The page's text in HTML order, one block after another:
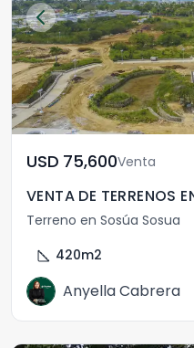
USD	75,600Venta
Terreno en Sosúa Sosua
square_foot 420m2
Anyella Cabrera